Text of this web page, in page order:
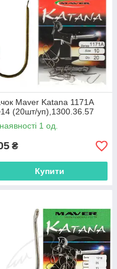
Maver Katana 1171A
(20шт/уп),1300.36.57
1 од.
₴
Купити